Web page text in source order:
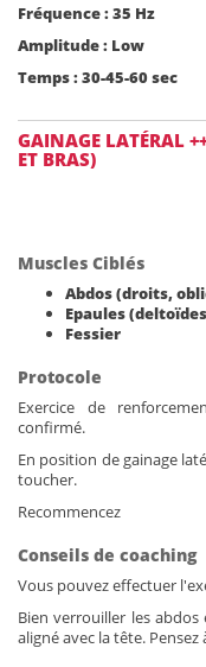
Fréquence : 35 Hz
Amplitude : Low
Temps : 30-45-60 sec
GAINAGE LATÉRAL
ET BRAS)
Muscles Ciblés
Abdos (droits,
Epaules
Fessier
Protocole
Exercice de
confirmé.
En position de gainage
toucher.
Recommencez
Conseils de coaching
Vous pouvez effectuer
Bien verrouiller les
aligné avec la tête.